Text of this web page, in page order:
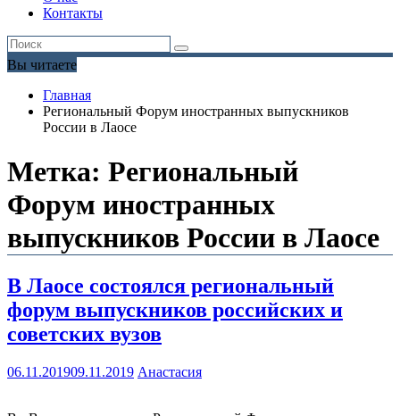
Контакты
Вы читаете
Главная
Региональный Форум иностранных выпускников
России в Лаосе
Метка: Региональный
Форум иностранных
выпускников России в Лаосе
В Лаосе состоялся региональный
форум выпускников российских и
советских вузов
06.11.201909.11.2019 Анастасия